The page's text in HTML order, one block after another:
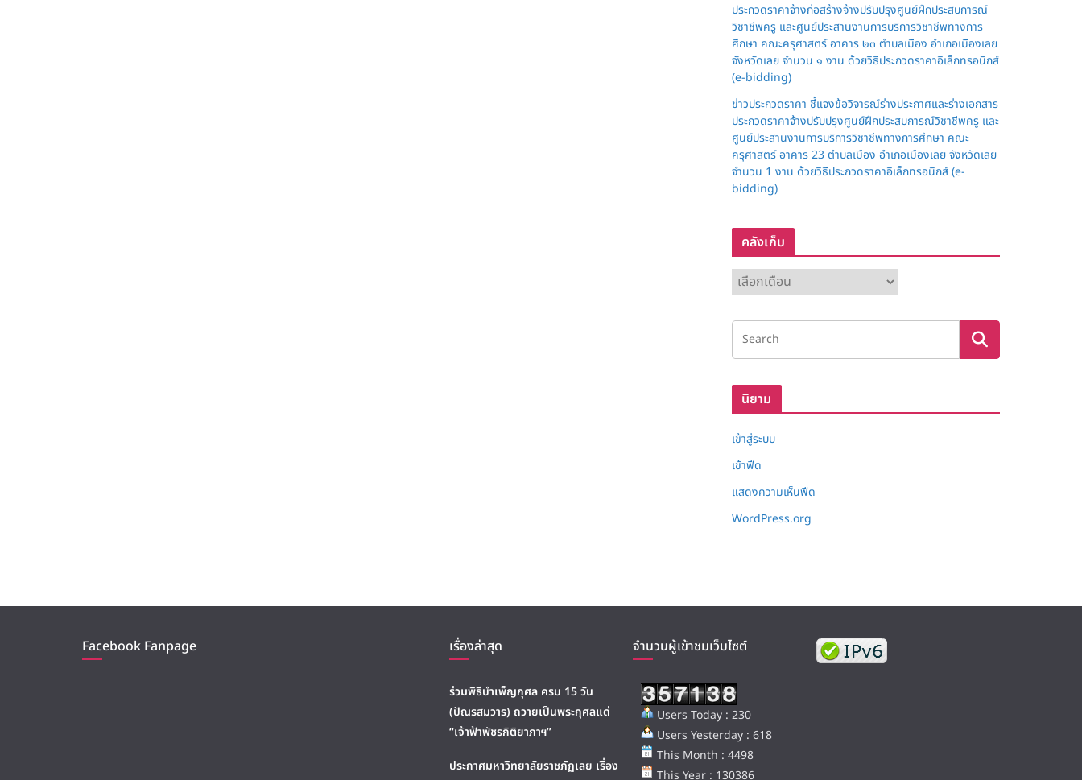
ประกวดราคาจ้างก่อสร้างจ้างปรับปรุงศูนย์ฝึกประสบการณ์
วิชาชีพครู และศูนย์ประสานงานการบริการวิชาชีพทางการ
ศึกษา คณะครุศาสตร์ อาคาร ๒๓ ตำบลเมือง อำเภอเมืองเลย
จังหวัดเลย จำนวน ๑ งาน ด้วยวิธีประกวดราคาอิเล็กทรอนิกส์
(e-bidding)
ข่าวประกวดราคา ชี้แจงข้อวิจารณ์ร่างประกาศและร่างเอกสาร
ประกวดราคาจ้างปรับปรุงศูนย์ฝึกประสบการณ์วิชาชีพครู และ
ศูนย์ประสานงานการบริการวิชาชีพทางการศึกษา คณะ
ครุศาสตร์ อาคาร 23 ตำบลเมือง อำเภอเมืองเลย จังหวัดเลย
จำนวน 1 งาน ด้วยวิธีประกวดราคาอิเล็กทรอนิกส์ (e-
bidding)
คลังเก็บ
ลั
ง
ก็
นิยาม
เข้าสู่ระบบ
เข้าฟีด
แสดงความเห็นฟีด
WordPress.org
Facebook Fanpage เรื่องล่าสุด
ร่วมพิธีบำเพ็ญกุศล ครบ 15 วัน
(ปัณรสมวาร) ถวายเป็นพระกุศลแด่
“เจ้าฟ้าพัชรกิติยาภาฯ”
ประกาศมหาวิทยาลัยราชภัฏเลย เรื่อง
จำนวนผู้เข้าชมเว็บไซต์
Users Today : 230
Users Yesterday : 618
This Month : 4498
This Year : 130386